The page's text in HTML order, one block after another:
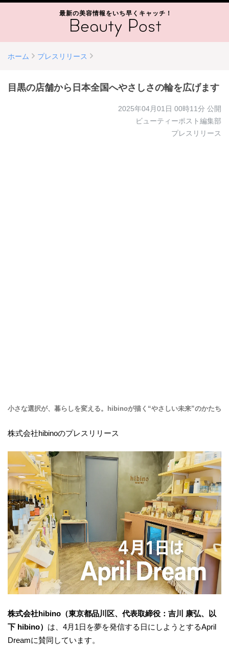
最新の美容情報をいち早くキャッチ！
ホーム プレスリリース
目黒の店舗から日本全国へやさしさの輪を広げます
2025年04月01日 00時11分 公開
ビューティーポスト編集部
プレスリリース
小さな選択が、暮らしを変える。hibinoが描く“やさしい未来”のかたち
株式会社hibinoのプレスリリース
株式会社hibino（東京都品川区、代表取締役：吉川 康弘、以
下 hibino） は、4月1日を夢を発信する日にしようとするApril
Dreamに賛同しています。